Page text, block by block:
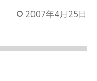
2007年4月25日